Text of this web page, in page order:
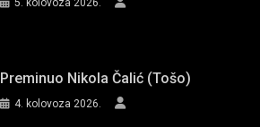
5. kolovoza 2026.
Preminuo Nikola Čalić (Tošo)
4. kolovoza 2026.